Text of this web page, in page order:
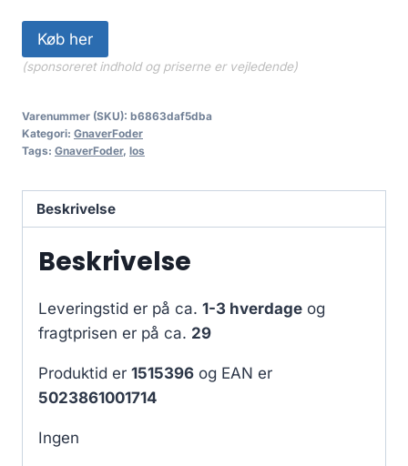
Køb her
(sponsoreret indhold og priserne er vejledende)
Varenummer (SKU): b6863daf5dba
Kategori: GnaverFoder
Tags: GnaverFoder, los
Beskrivelse
Beskrivelse
Leveringstid er på ca. 1-3 hverdage og
fragtprisen er på ca. 29
Produktid er 1515396 og EAN er
5023861001714
Ingen